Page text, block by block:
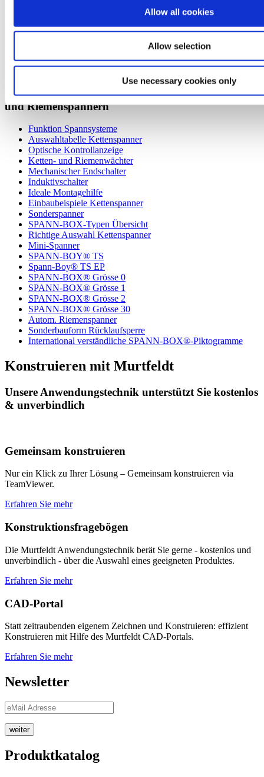
Allow all cookies
Allow selection
Use necessary cookies only
Funktionalität und Handhabung erfahren Sie im
Mehr zu den Murtfeldt Spannsystemen
Weiterführende Informationen zu Kettenspannern
und Riemenspannern
Funktion Spannsysteme
Auswahltabelle Kettenspanner
Optische Kontrollanzeige
Ketten- und Riemenwächter
Mechanischer Endschalter
Induktivschalter
Ideale Montagehilfe
Einbaubeispiele Kettenspanner
Sonderspanner
SPANN-BOX-Typen Übersicht
Richtige Auswahl Kettenspanner
Mini-Spanner
SPANN-BOY® TS
Spann-Boy® TS EP
SPANN-BOX® Grösse 0
SPANN-BOX® Grösse 1
SPANN-BOX® Grösse 2
SPANN-BOX® Grösse 30
Autom. Riemenspanner
Sonderbauform Rücklaufsperre
International verständliche SPANN-BOX®-Piktogramme
Konstruieren mit Murtfeldt
Unsere Anwendungstechnik unterstützt Sie kostenlos
& unverbindlich
Gemeinsam konstruieren
Nur ein Klick zu Ihrer Lösung – Gemeinsam konstruieren via
TeamViewer.
Erfahren Sie mehr
Konstruktionsfragebögen
Die Murtfeldt Anwendungstechnik berät Sie gerne - kostenlos und
unverbindlich - über die Auswahl eines geeigneten Produktes.
Erfahren Sie mehr
CAD-Portal
Statt zeitraubenden eigenem Zeichnen und Konstruieren: effizient
Konstruieren mit Hilfe des Murtfeldt CAD-Portals.
Erfahren Sie mehr
Newsletter
weiter
Produktkatalog